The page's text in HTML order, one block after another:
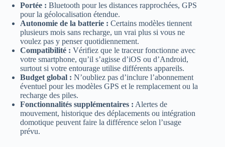
Portée : Bluetooth pour les distances rapprochées, GPS
pour la géolocalisation étendue.
Autonomie de la batterie : Certains modèles tiennent
plusieurs mois sans recharge, un vrai plus si vous ne
voulez pas y penser quotidiennement.
Compatibilité : Vérifiez que le traceur fonctionne avec
votre smartphone, qu’il s’agisse d’iOS ou d’Android,
surtout si votre entourage utilise différents appareils.
Budget global : N’oubliez pas d’inclure l’abonnement
éventuel pour les modèles GPS et le remplacement ou la
recharge des piles.
Fonctionnalités supplémentaires : Alertes de
mouvement, historique des déplacements ou intégration
domotique peuvent faire la différence selon l’usage
prévu.